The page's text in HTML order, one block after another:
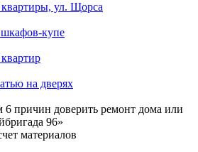
ул. Щорса
купе
на дверях
6 причин доверить ремонт дома или
96»
материалов